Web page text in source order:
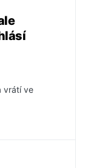
vrátí ve